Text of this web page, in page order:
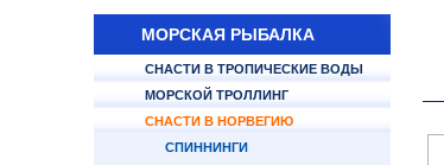
МОРСКАЯ РЫБАЛКА
СНАСТИ В ТРОПИЧЕСКИЕ ВОДЫ
МОРСКОЙ ТРОЛЛИНГ
СНАСТИ В НОРВЕГИЮ
СПИННИНГИ